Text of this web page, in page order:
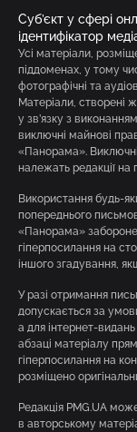
Суб’єкт у сфері
ідентифікатор
Усі матеріали,
піддоменах, у тому
фотографічні та
Матеріали, створені
у зв’язку з
виключні майнові
«Панорама».
належать редакції на
Використання будь-
попереднього
«Панорама»
гіперпосилання на
іншого згадування,
У разі отримання
допускається за
а для інтернет-
абзаці матеріалу
гіперпосилання на
розміщено
Редакція PMG.UA
в авторському